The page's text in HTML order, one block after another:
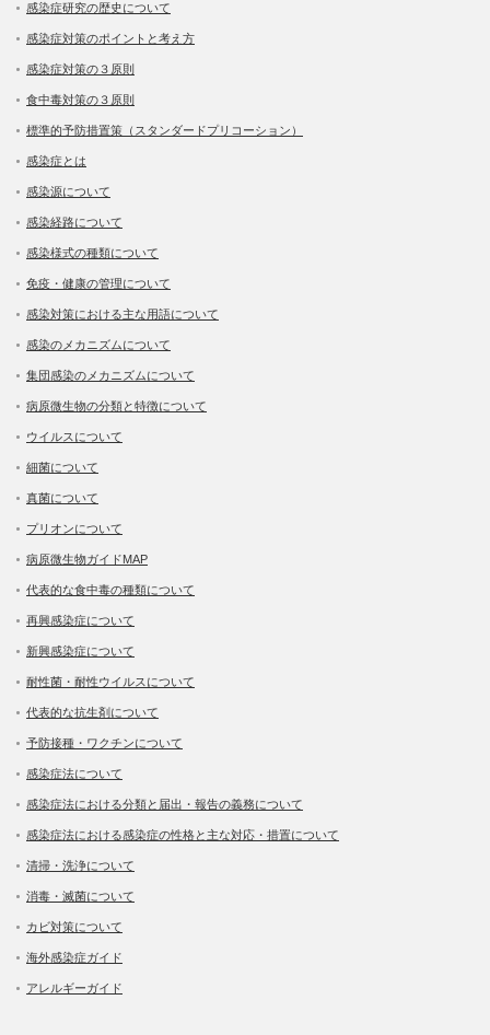
感染症研究の歴史について
感染症対策のポイントと考え方
感染症対策の３原則
食中毒対策の３原則
標準的予防措置策（スタンダードプリコーション）
感染症とは
感染源について
感染経路について
感染様式の種類について
免疫・健康の管理について
感染対策における主な用語について
感染のメカニズムについて
集団感染のメカニズムについて
病原微生物の分類と特徴について
ウイルスについて
細菌について
真菌について
プリオンについて
病原微生物ガイドMAP
代表的な食中毒の種類について
再興感染症について
新興感染症について
耐性菌・耐性ウイルスについて
代表的な抗生剤について
予防接種・ワクチンについて
感染症法について
感染症法における分類と届出・報告の義務について
感染症法における感染症の性格と主な対応・措置について
清掃・洗浄について
消毒・滅菌について
カビ対策について
海外感染症ガイド
アレルギーガイド